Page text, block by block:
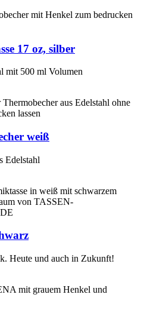
17 oz, silber
mit 500 ml Volumen
weiß
Edelstahl
Heute und auch in Zukunft!